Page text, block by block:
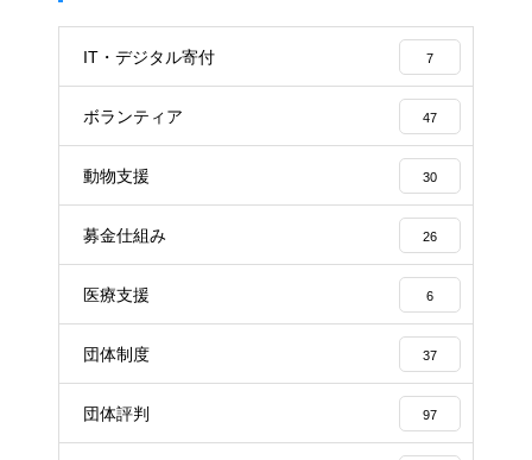
IT・デジタル寄付 7
ボランティア 47
動物支援 30
募金仕組み 26
医療支援 6
団体制度 37
団体評判 97